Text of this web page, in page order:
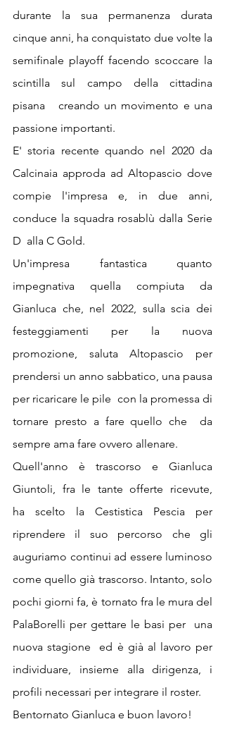
durante la sua permanenza durata
cinque anni, ha conquistato due volte la
semifinale playoff facendo scoccare la
scintilla sul campo della cittadina
pisana   creando un movimento e una
passione importanti.
E' storia recente quando nel 2020 da
Calcinaia approda ad Altopascio dove
compie l'impresa e, in due anni,
conduce la squadra rosablù dalla Serie
D  alla C Gold.
Un'impresa fantastica quanto
impegnativa quella compiuta da
Gianluca che, nel 2022, sulla scia dei
festeggiamenti per la nuova
promozione, saluta Altopascio per
prendersi un anno sabbatico, una pausa
per ricaricare le pile  con la promessa di
tornare presto a fare quello che  da
sempre ama fare ovvero allenare.
Quell'anno è trascorso e Gianluca
Giuntoli, fra le tante offerte ricevute,
ha scelto la Cestistica Pescia per
riprendere il suo percorso che gli
auguriamo continui ad essere luminoso
come quello già trascorso. Intanto, solo
pochi giorni fa, è tornato fra le mura del
PalaBorelli per gettare le basi per  una
nuova stagione  ed è già al lavoro per
individuare, insieme alla dirigenza, i
profili necessari per integrare il roster.
Bentornato Gianluca e buon lavoro!